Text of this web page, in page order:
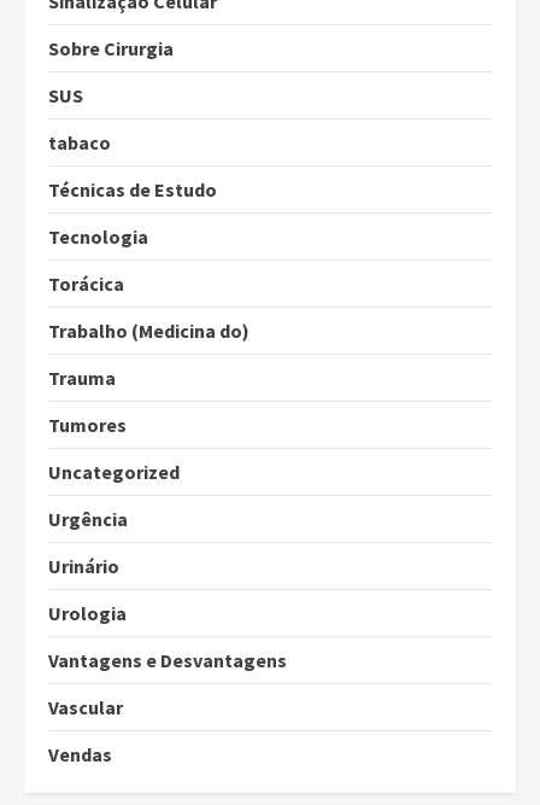
Sobre Cirurgia
SUS
tabaco
Técnicas de Estudo
Tecnologia
Torácica
Trabalho (Medicina do)
Trauma
Tumores
Uncategorized
Urgência
Urinário
Urologia
Vantagens e Desvantagens
Vascular
Vendas